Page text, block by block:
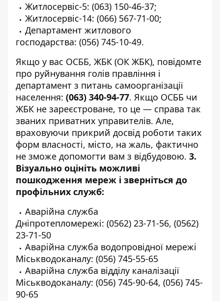
Житлосервіс-5: (063) 150-46-37;
Житлосервіс-14: (066) 567-71-00;
Департамент житлового
господарства: (056) 745-10-49.
Якщо у вас ОСББ, ЖБК (ОК ЖБК), повідомте
про руйнування голів правління і
департамент з питань самоорганізації
населення: (063) 340-94-77. Якщо ОСББ чи
ЖБК не зареєстроване, то це — справа так
званих приватних управителів. Але,
враховуючи прикрий досвід роботи таких
форм власності, місто, на жаль, фактично
не зможе допомогти вам з відбудовою. 3.
Візуально оцініть можливі
пошкодження мереж і зверніться до
профільних служб:
Аварійна служба
Дніпротепломережі: (0562) 23-71-56, (0562)
23-71-50
Аварійна служба водопровідної мережі
Міськводоканалу: (056) 745-55-65
Аварійна служба відділу каналізації
Міськводоканалу: (056) 745-90-64, (056) 745-
90-65